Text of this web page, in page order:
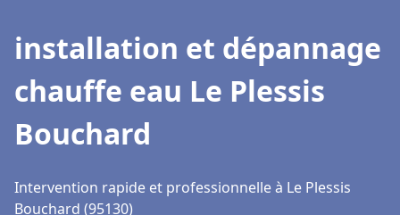
installation et dépannage
chauffe eau Le Plessis
Bouchard
Intervention rapide et professionnelle à Le Plessis
Bouchard (95130)